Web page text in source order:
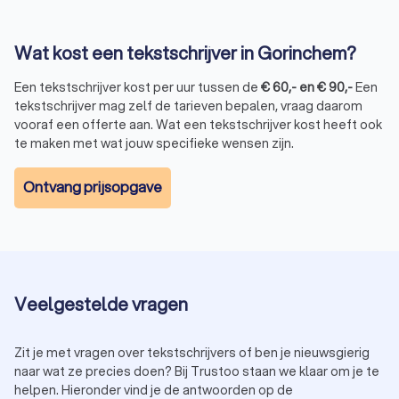
Lees klantbeoordelingen:Ervaringen van anderen geven
een goed beeld van de kwaliteit en betrouwbaarheid van
de schrijver. Via Trustoo lees je alle beschikbare reviews
van een tekstschrijfbureau heel overzichtelijk.
Vraag om een proeftekst:Zo ontdek je of de schrijfstijl
past bij jouw merk en doelgroep. Ook geeft het een
Controleer SEO-kennis:
het belangrijk dat de tekstschrijver deze optimaliseert
Informeer naar extra diensten:
zoekwoordonderzoek en conversie-optimalisatie.
Met deze tips vind je eenvoudig een tekstschrijver in
Gorinchem die jouw boodschap helder, professioneel en
Wat kost een tekstschrijver in Gorinchem?
Een tekstschrijver kost per uur tussen de €60,- en€90,-Een
tekstschrijver mag zelf de tarieven bepalen, vraag daarom
vooraf een offerte aan. Wat een tekstschrijver kost heeft ook
te maken met wat jouw specifieke wensen zijn.
Ontvang prijsopgave
Veelgestelde vragen
Zit je met vragen over tekstschrijvers of ben je nieuwsgierig
naar wat ze precies doen? Bij Trustoo staan we klaar om je te
helpen. Hieronder vind je de antwoorden op de